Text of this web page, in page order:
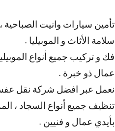
تأمين سيارات وانيت
سلامة الأثاث و الموبيليا .
فك و تركيب جميع أنواع
عمال ذو خبرة .
نعمل عبر افضل شركة نقل
تنظيف جميع أنواع السجاد ،
بأيدي عمال و فنيين .